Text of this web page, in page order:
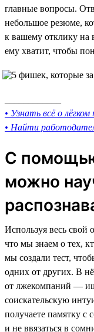
главные вопросы.
небольшое резюме,
к вашему отклику на
ему хватит, чтобы
• Узнать всё о
• Найти
С
можно
Используя весь свой
что мы знаем о тех,
мы создали тест,
одних от других. В
от лжекомпаний —
соискательскую
получаете памятку с
и не ввязаться в